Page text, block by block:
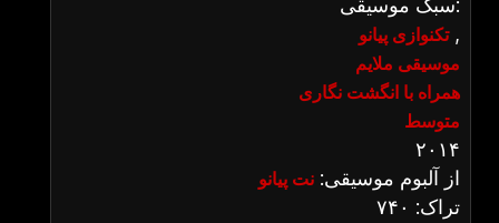
سبک موسیقی:
تکنوازی پیانو,
موسیقی ملایم
همراه با انگشت نگاری
متوسط
۲۰۱۴
از آلبوم موسیقی: نت پیانو
تراک: ۷۴۰